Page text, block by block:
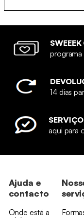
14 dias
aqui para
Ajuda e
contacto
Onde está a